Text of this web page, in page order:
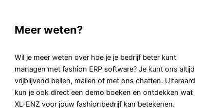
Meer weten?
Wil je meer weten over hoe je je bedrijf beter kunt
managen met fashion ERP software? Je kunt ons altijd
vrijblijvend bellen, mailen of met ons chatten. Uiteraard
kun je ook direct een demo boeken en ontdekken wat
XL-ENZ voor jouw fashionbedrijf kan betekenen.